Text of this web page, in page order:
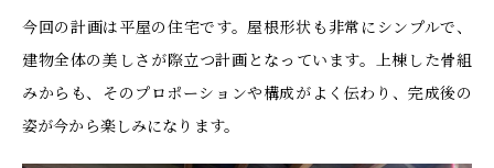
今回の計画は平屋の住宅です。屋根形状も非常にシンプルで、
建物全体の美しさが際立つ計画となっています。上棟した骨組
みからも、そのプロポーションや構成がよく伝わり、完成後の
姿が今から楽しみになります。